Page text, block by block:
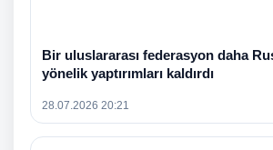
Bir uluslararası federasyon daha
yönelik yaptırımları kaldırdı
28.07.2026 20:21